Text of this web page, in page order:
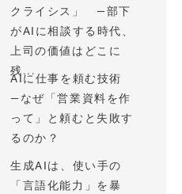
クライシス」 —部下
がAIに相談する時代、
上司の価値はどこに
残...
AIに仕事を頼む技術
—なぜ「営業資料を作
って」と頼むと失敗す
るのか？
生成AIは、使い手の
「言語化能力」を暴